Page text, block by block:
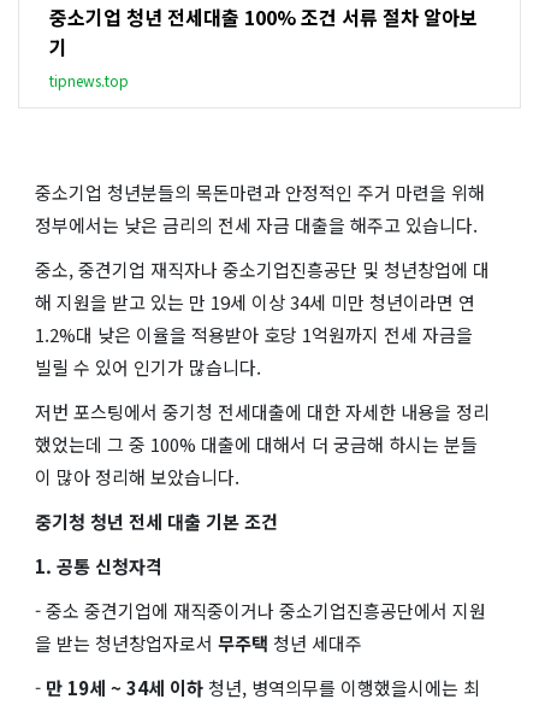
중소기업 청년 전세대출 100% 조건 서류 절차 알아보
기
tipnews.top
중소기업 청년분들의 목돈마련과 안정적인 주거 마련을 위해
정부에서는 낮은 금리의 전세 자금 대출을 해주고 있습니다.
중소, 중견기업 재직자나 중소기업진흥공단 및 청년창업에 대
해 지원을 받고 있는 만 19세 이상 34세 미만 청년이라면 연
1.2%대 낮은 이율을 적용받아 호당 1억원까지 전세 자금을
빌릴 수 있어 인기가 많습니다.
저번 포스팅에서 중기청 전세대출에 대한 자세한 내용을 정리
했었는데 그 중 100% 대출에 대해서 더 궁금해 하시는 분들
이 많아 정리해 보았습니다.
중기청 청년 전세 대출 기본 조건
1. 공통 신청자격
- 중소 중견기업에 재직중이거나 중소기업진흥공단에서 지원
을 받는 청년창업자로서 무주택 청년 세대주
- 만 19세 ~ 34세 이하 청년, 병역의무를 이행했을시에는 최